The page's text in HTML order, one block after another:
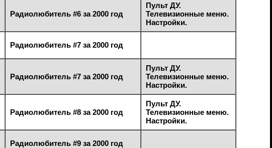
Радиолюбитель #6 за 2000 год
Пульт ДУ.
Телевизионные меню.
Настройки.
Радиолюбитель #7 за 2000 год
Радиолюбитель #7 за 2000 год
Пульт ДУ.
Телевизионные меню.
Настройки.
Радиолюбитель #8 за 2000 год
Пульт ДУ.
Телевизионные меню.
Настройки.
Радиолюбитель #9 за 2000 год